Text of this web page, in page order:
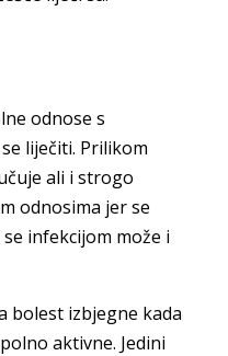
odnose s
liječiti. Prilikom
ali i strogo
odnosima jer se
infekcijom može i
bolest izbjegne kada
aktivne. Jedini